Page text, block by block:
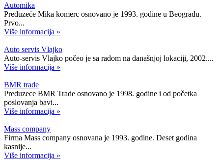
Automika
Preduzeće Mika komerc osnovano je 1993. godine u Beogradu.
Prvo...
Više informacija »
Auto servis Vlajko
Auto-servis Vlajko počeo je sa radom na današnjoj lokaciji, 2002....
Više informacija »
BMR trade
Preduzece BMR Trade osnovano je 1998. godine i od početka
poslovanja bavi...
Više informacija »
Mass company
Firma Mass company osnovana je 1993. godine. Deset godina
kasnije...
Više informacija »